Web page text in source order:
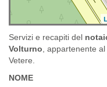
Servizi e recapiti del
Volturno , appartenente
Vetere.
NOME